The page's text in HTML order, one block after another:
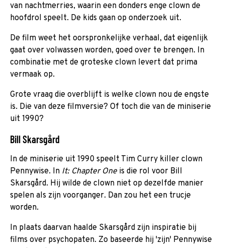
van nachtmerries, waarin een donders enge clown de
hoofdrol speelt. De kids gaan op onderzoek uit.
De film weet het oorspronkelijke verhaal, dat eigenlijk
gaat over volwassen worden, goed over te brengen. In
combinatie met de groteske clown levert dat prima
vermaak op.
Grote vraag die overblijft is welke clown nou de engste
is. Die van deze filmversie? Of toch die van de miniserie
uit 1990?
Bill Skarsgård
In de miniserie uit 1990 speelt Tim Curry killer clown
Pennywise. In It: Chapter Oneis die rol voor Bill
Skarsgård. Hij wilde de clown niet op dezelfde manier
spelen als zijn voorganger. Dan zou het een trucje
worden.
In plaats daarvan haalde Skarsgård zijn inspiratie bij
films over psychopaten. Zo baseerde hij 'zijn' Pennywise